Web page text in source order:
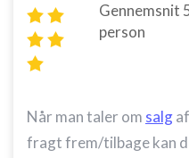
Gennemsnit
person
Når man taler om salg
fragt frem/tilbage kan